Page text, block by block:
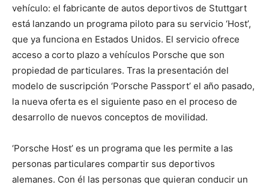
vehículo: el fabricante de autos deportivos de Stuttgart
está lanzando un programa piloto para su servicio ‘Host’,
que ya funciona en Estados Unidos. El servicio ofrece
acceso a corto plazo a vehículos Porsche que son
propiedad de particulares. Tras la presentación del
modelo de suscripción ‘Porsche Passport’ el año pasado,
la nueva oferta es el siguiente paso en el proceso de
desarrollo de nuevos conceptos de movilidad.
‘Porsche Host’ es un programa que les permite a las
personas particulares compartir sus deportivos
alemanes. Con él las personas que quieran conducir un